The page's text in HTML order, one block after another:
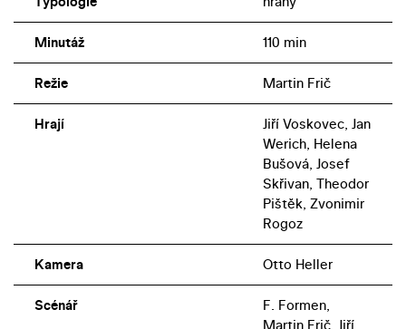
Minutáž 110 min
Režie Martin Frič
Hrají
Jiří Voskovec, Jan
Werich, Helena
Bušová, Josef
Skřivan, Theodor
Pištěk, Zvonimir
Rogoz
Kamera Otto Heller
Scénář
F. Formen,